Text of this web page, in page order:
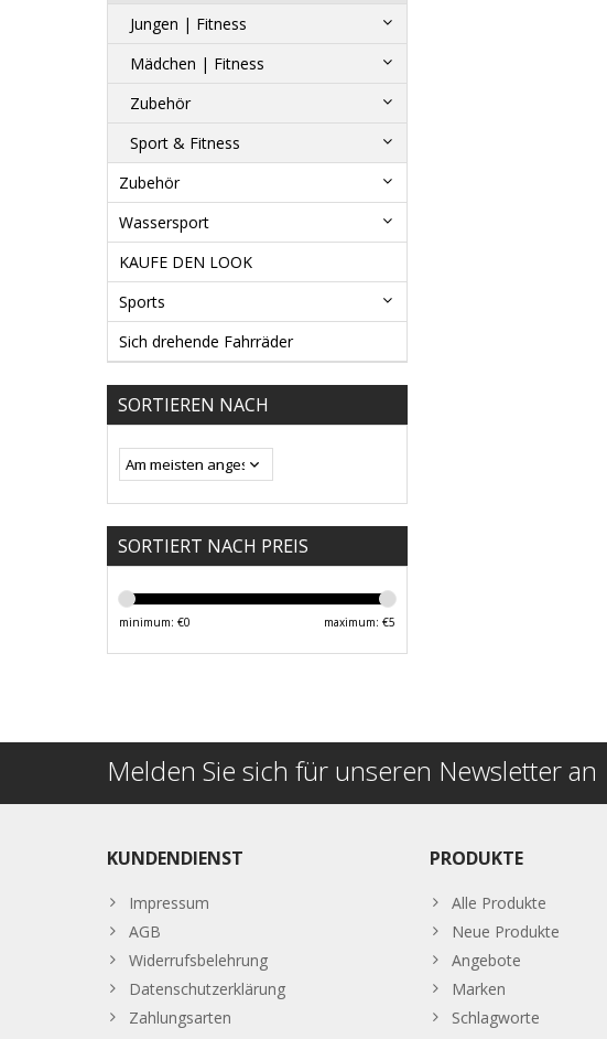
Jungen | Fitness
Mädchen | Fitness
Zubehör
Sport & Fitness
Zubehör
Wassersport
KAUFE DEN LOOK
Sports
Sich drehende Fahrräder
SORTIEREN NACH
SORTIERT NACH PREIS
minimum: €0 maximum: €5
Melden Sie sich für unseren Newsletter an
KUNDENDIENST
Impressum
AGB
Widerrufsbelehrung
Datenschutzerklärung
Zahlungsarten
PRODUKTE
Alle Produkte
Neue Produkte
Angebote
Marken
Schlagworte